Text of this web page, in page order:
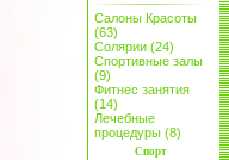
Салоны Красоты
(63)
Солярии (24)
Спортивные залы
(9)
Фитнес занятия
(14)
Лечебные
процедуры (8)
Спорт